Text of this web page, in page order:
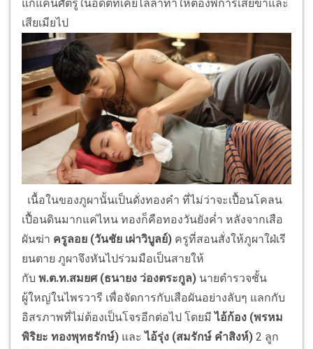
แก้แค้นศัตรูในอดีตที่เคยไล่ล่าทำให้ต้องพิการเสียขาและ
เสียเมียไป
เนื้อในของภูผานั้นเป็นดั่งทองคำ ที่ไม่ว่าจะเปื้อนโคลน
เปื้อนดินมากแค่ไหน ทองก็คือทองวันยังค่ำ หลังจากเสือ
ผันฆ่า ครูลอย (วันชัย เผ่าวิบูลย์) ครูที่สอนสั่งให้ภูผาใฝ่เรี
ยนตาย ภูผาจึงหันไปร่วมมือเป็นสายให้
กับ พ.ต.ท.สมยศ (ธนายง ว่องตระกูล) นายตำรวจชั้น
ผู้ใหญ่ในไพรวารี เพื่อจัดการกับเสือผันอย่างลับๆ แลกกับ
อิสรภาพที่ไม่ต้องเป็นโจรอีกต่อไป โดยมีไอ้ก้อง (พรหม
พิริยะ ทองพุทธรักษ์) และไอ้รุ่ง (สมรักษ์ คำสิงห์) 2 ลูก